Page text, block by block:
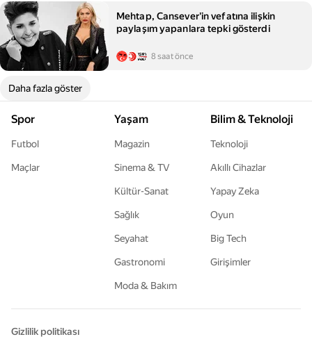
Mehtap, Cansever'in vefatına ilişkin
paylaşım yapanlara tepki gösterdi
8 saat önce
Daha fazla göster
Spor
Futbol
Maçlar
Yaşam
Magazin
Sinema & TV
Kültür-Sanat
Sağlık
Seyahat
Gastronomi
Moda & Bakım
Bilim & Teknoloji
Teknoloji
Akıllı Cihazlar
Yapay Zeka
Oyun
Big Tech
Girişimler
Gizlilik politikası